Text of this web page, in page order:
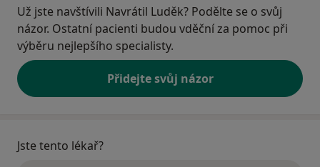
Už jste navštívili Navrátil Luděk? Podělte se o svůj
názor. Ostatní pacienti budou vděční za pomoc při
výběru nejlepšího specialisty.
Přidejte svůj názor
Jste tento lékař?